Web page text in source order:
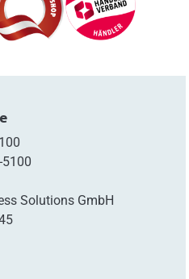
Solutions GmbH